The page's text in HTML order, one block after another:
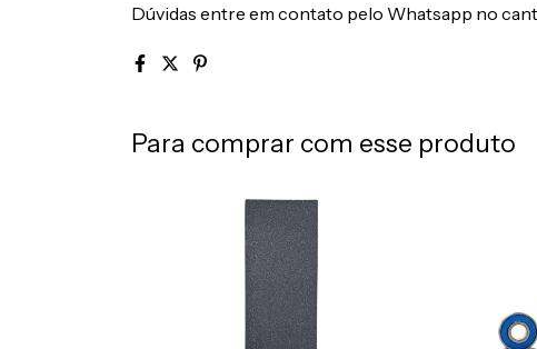
Dúvidas entre em contato pelo Whatsapp no
Para comprar com esse produto